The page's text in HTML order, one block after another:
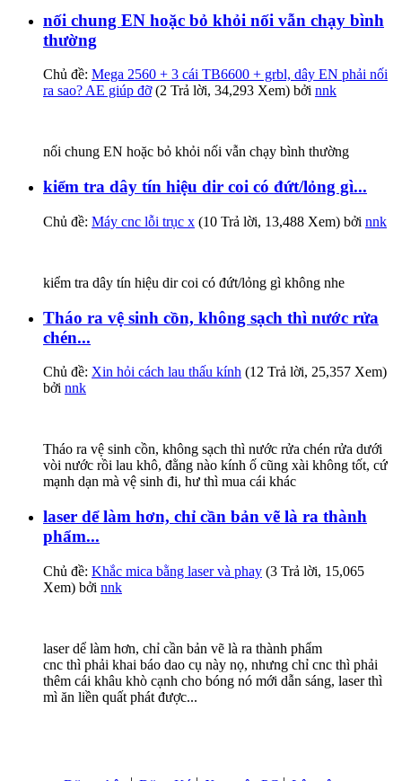
nối chung EN hoặc bỏ khỏi nối vẫn chạy bình
thường
Chủ đề: Mega 2560 + 3 cái TB6600 + grbl, dây EN phải nối
ra sao? AE giúp đỡ(2 Trả lời, 34,293 Xem) bởi nnk
nối chung EN hoặc bỏ khỏi nối vẫn chạy bình thường
kiểm tra dây tín hiệu dir coi có đứt/lỏng gì...
Chủ đề: Máy cnc lỗi trục x (10 Trả lời, 13,488 Xem) bởi nnk
kiểm tra dây tín hiệu dir coi có đứt/lỏng gì không nhe
Tháo ra vệ sinh cồn, không sạch thì nước rửa
chén...
Chủ đề: Xin hỏi cách lau thấu kính (12 Trả lời, 25,357 Xem)
bởi nnk
Tháo ra vệ sinh cồn, không sạch thì nước rửa chén rửa dưới
vòi nước rồi lau khô, đằng nào kính ố cũng xài không tốt, cứ
mạnh dạn mà vệ sinh đi, hư thì mua cái khác
laser dể làm hơn, chỉ cần bản vẽ là ra thành
phẩm...
Chủ đề: Khắc mica bằng laser và phay (3 Trả lời, 15,065
Xem) bởi nnk
laser dể làm hơn, chỉ cần bản vẽ là ra thành phẩm
cnc thì phải khai báo dao cụ này nọ, nhưng chỉ cnc thì phải
thêm cái khâu khò cạnh cho bóng nó mới dẫn sáng, laser thì
mì ăn liền quất phát được...